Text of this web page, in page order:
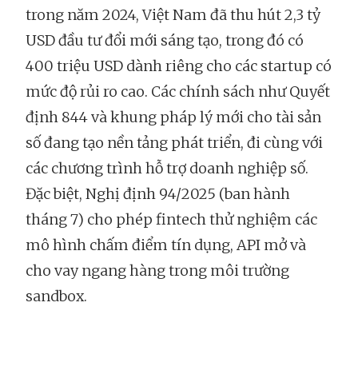
trong năm 2024, Việt Nam đã thu hút 2,3 tỷ
USD đầu tư đổi mới sáng tạo, trong đó có
400 triệu USD dành riêng cho các startup có
mức độ rủi ro cao. Các chính sách như Quyết
định 844 và khung pháp lý mới cho tài sản
số đang tạo nền tảng phát triển, đi cùng với
các chương trình hỗ trợ doanh nghiệp số.
Đặc biệt, Nghị định 94/2025 (ban hành
tháng 7) cho phép fintech thử nghiệm các
mô hình chấm điểm tín dụng, API mở và
cho vay ngang hàng trong môi trường
sandbox.